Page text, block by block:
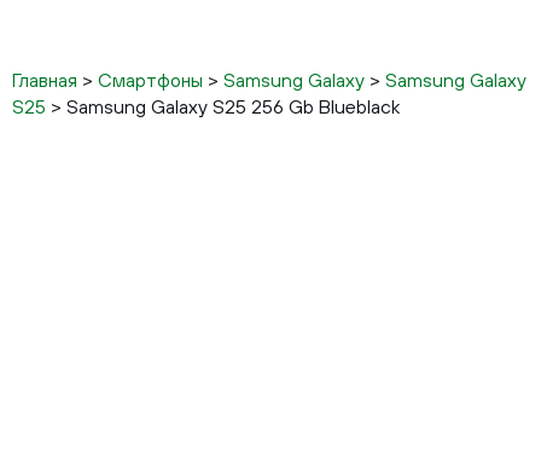
Главная > Смартфоны > Samsung Galaxy > Samsung Galaxy
S25 > Samsung Galaxy S25 256 Gb Blueblack